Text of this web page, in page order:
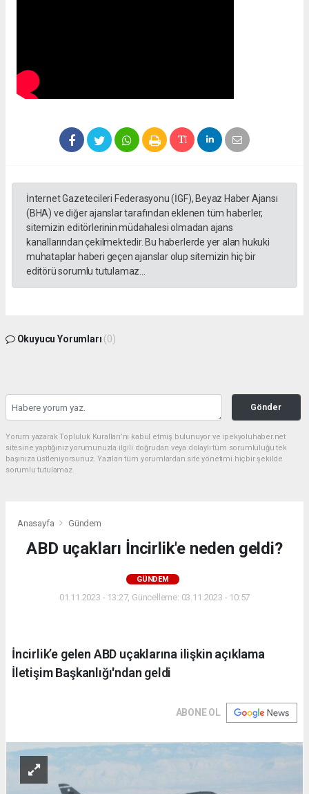
İnternet Gazetecileri Federasyonu (İGF), Beyaz Haber Ajansı
(BHA) ve diğer ajanslar tarafından eklenen tüm haberler,
sitemizin editörlerinin müdahalesi olmadan ajans
kanallarından çekilmektedir. Bu haberlerde yer alan hukuki
muhataplar haberi geçen ajanslar olup sitemizin hiç bir
editörü sorumlu tutulamaz...
Okuyucu Yorumları (0)
Gönder
Yorum yazarak Topluluk Kuralları’nı kabul etmiş bulunuyor ve ipekyoluhaber.net
sitesine yaptığınız yorumunuzla ilgili doğrudan veya dolaylı tüm sorumluluğu tek
başınıza üstleniyorsunuz. Yazılan tüm yorumlardan site yönetimi hiçbir şekilde
sorumlu tutulamaz.
Anasayfa Gündem
ABD uçakları İncirlik'e neden geldi?
GÜNDEM
01.11.2023 - 13:27, Güncelleme: 03.11.2023 - 10:57
İncirlik’e gelen ABD uçaklarına ilişkin açıklama
İletişim Başkanlığı'ndan geldi
ABONE OL